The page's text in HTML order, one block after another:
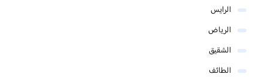
الرايس
الرياض
الشقيق
الطائف